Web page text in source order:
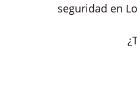
seguridad en